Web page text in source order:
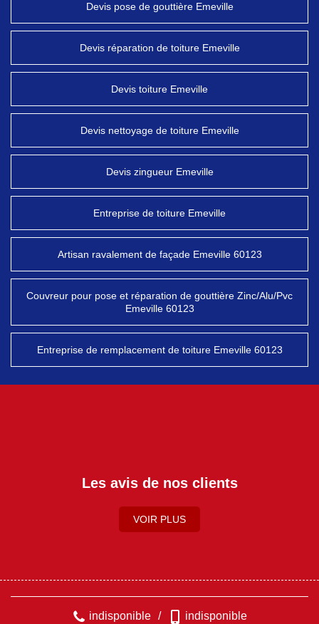
Devis pose de gouttière Emeville
Devis réparation de toiture Emeville
Devis toiture Emeville
Devis nettoyage de toiture Emeville
Devis zingueur Emeville
Entreprise de toiture Emeville
Artisan ravalement de façade Emeville 60123
Couvreur pour pose et réparation de gouttière Zinc/Alu/Pvc
Emeville 60123
Entreprise de remplacement de toiture Emeville 60123
Les avis de nos clients
VOIR PLUS
indisponible / indisponible